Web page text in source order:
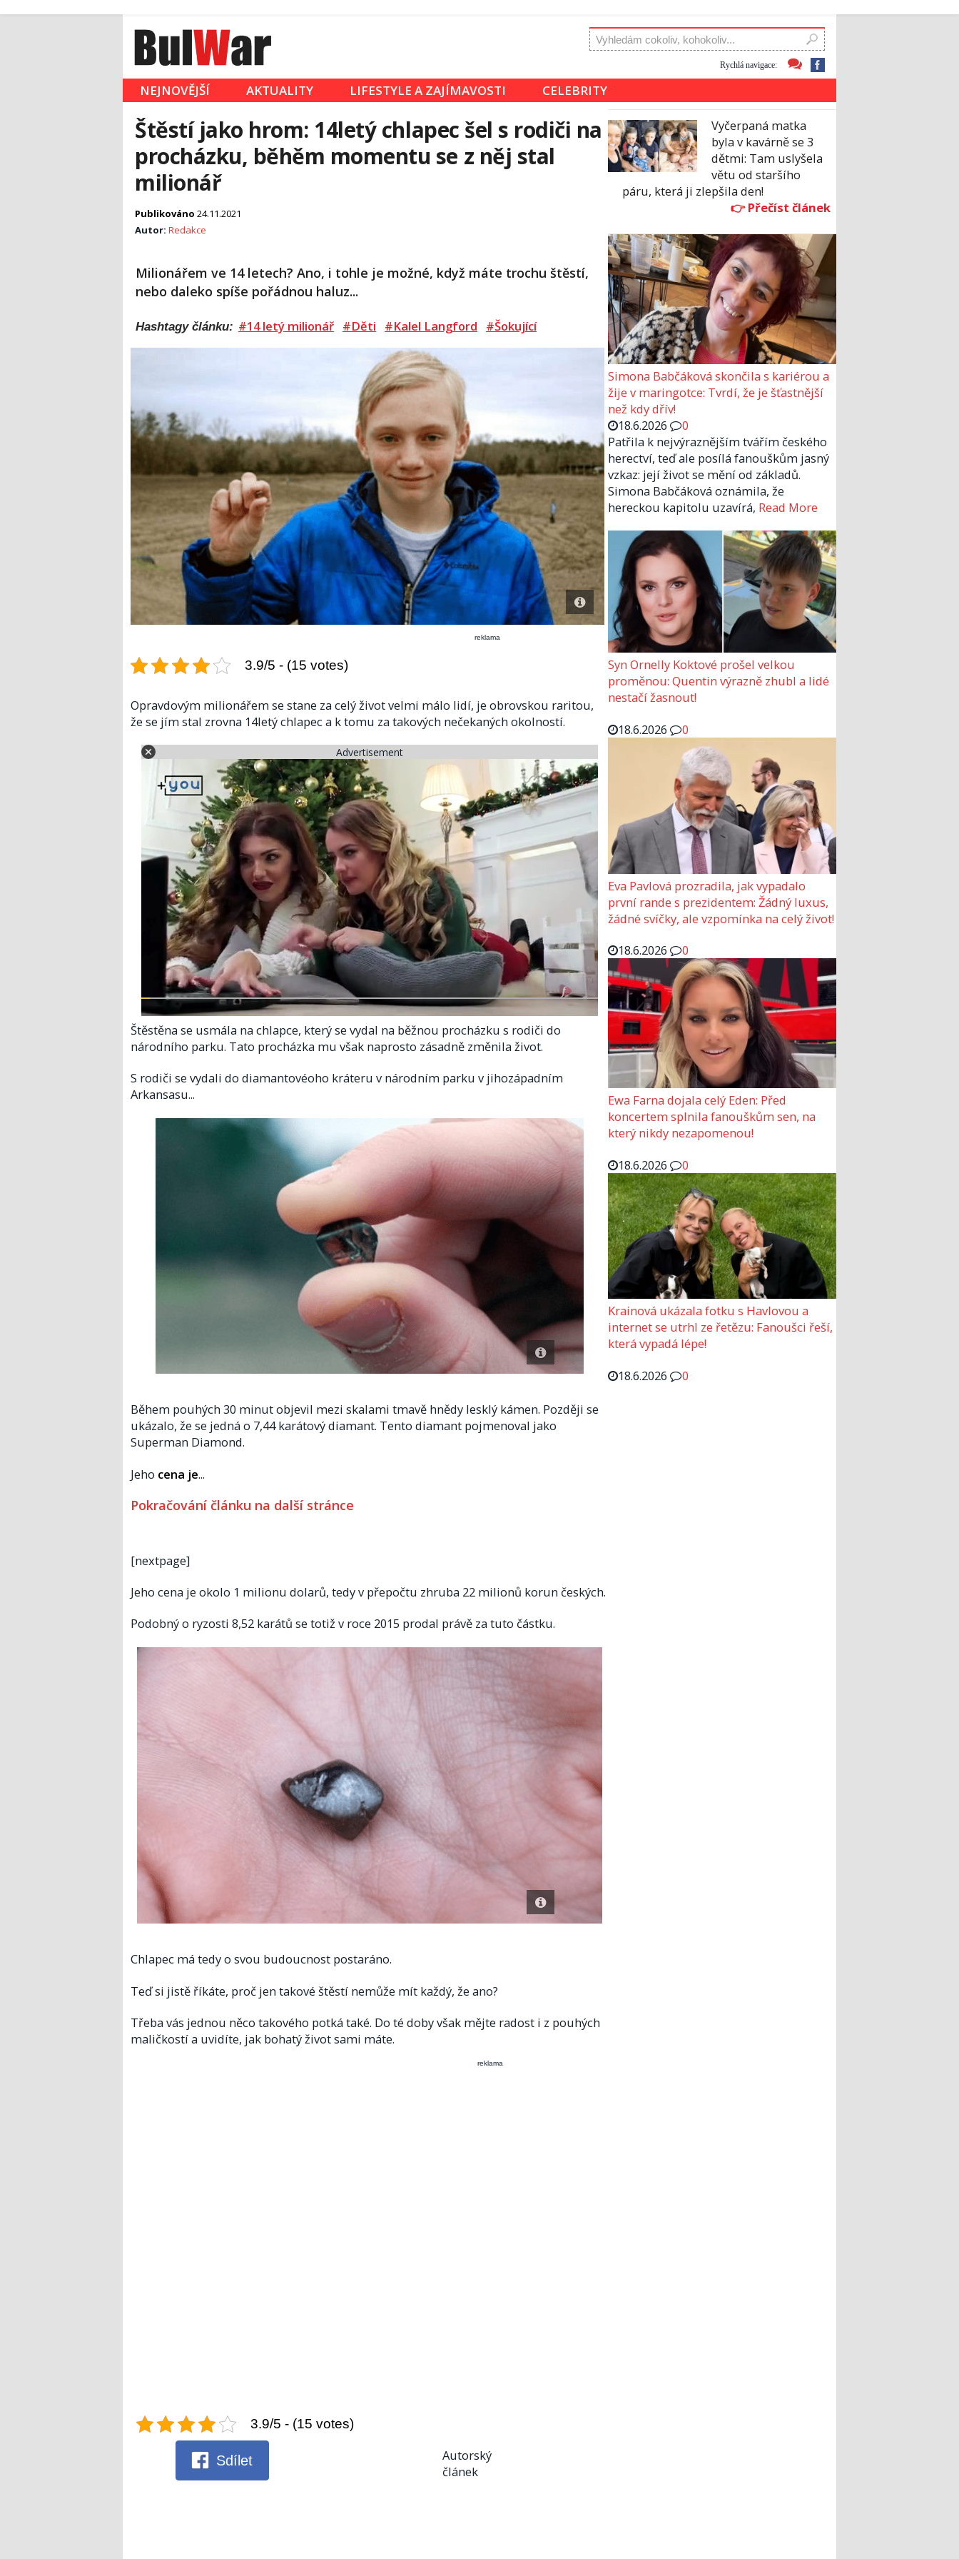
Rychlá navigace:
NEJNOVĚJŠÍ AKTUALITY LIFESTYLE A ZAJÍMAVOSTI CELEBRITY
Štěstí jako hrom: 14letý chlapec šel s rodiči na
procházku, běhěm momentu se z něj stal
milionář
Publikováno 24.11.2021
Autor: Redakce
Milionářem ve 14 letech? Ano, i tohle je možné, když máte trochu štěstí,
nebo daleko spíše pořádnou haluz...
Hashtagy článku: #14 letý milionář #Děti #Kalel Langford #Šokující
reklama
3.9/5 - (15 votes)
Opravdovým milionářem se stane za celý život velmi málo lidí, je obrovskou raritou,
že se jím stal zrovna 14letý chlapec a k tomu za takových nečekaných okolností.
Advertisement
Štěstěna se usmála na chlapce, který se vydal na běžnou procházku s rodiči do
národního parku. Tato procházka mu však naprosto zásadně změnila život.
S rodiči se vydali do diamantovéoho kráteru v národním parku v jihozápadním
Arkansasu...
Během pouhých 30 minut objevil mezi skalami tmavě hnědy lesklý kámen. Později se
ukázalo, že se jedná o 7,44 karátový diamant. Tento diamant pojmenoval jako
Superman Diamond.
Jeho cena je...
Pokračování článku na další stránce
[nextpage]
Jeho cena je okolo 1 milionu dolarů, tedy v přepočtu zhruba 22 milionů korun českých.
Podobný o ryzosti 8,52 karátů se totiž v roce 2015 prodal právě za tuto částku.
Chlapec má tedy o svou budoucnost postaráno.
Teď si jistě říkáte, proč jen takové štěstí nemůže mít každý, že ano?
Třeba vás jednou něco takového potká také. Do té doby však mějte radost i z pouhých
maličkostí a uvidíte, jak bohatý život sami máte.
reklama
3.9/5 - (15 votes)
Sdílet
Autorský
článek
Vyčerpaná matka
byla v kavárně se 3
dětmi: Tam uslyšela
větu od staršího
páru, která ji zlepšila den!
Simona Babčáková skončila s kariérou a
žije v maringotce: Tvrdí, že je šťastnější
než kdy dřív!
18.6.2026
0
Patřila k nejvýraznějším tvářím českého
herectví, teď ale posílá fanouškům jasný
vzkaz: její život se mění od základů.
Simona Babčáková oznámila, že
hereckou kapitolu uzavírá, Read More
Syn Ornelly Koktové prošel velkou
proměnou: Quentin výrazně zhubl a lidé
nestačí žasnout!
18.6.2026
0
Eva Pavlová prozradila, jak vypadalo
první rande s prezidentem: Žádný luxus,
žádné svíčky, ale vzpomínka na celý život!
18.6.2026
0
Ewa Farna dojala celý Eden: Před
koncertem splnila fanouškům sen, na
který nikdy nezapomenou!
18.6.2026
0
Krainová ukázala fotku s Havlovou a
internet se utrhl ze řetězu: Fanoušci řeší,
která vypadá lépe!
18.6.2026
0